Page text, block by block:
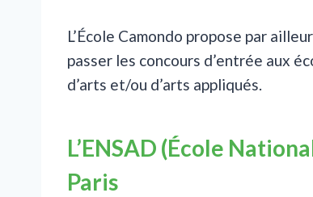
L’École Camondo propose par
passer les concours d’entrée aux
d’arts et/ou d’arts appliqués.
L’ENSAD (École
Paris